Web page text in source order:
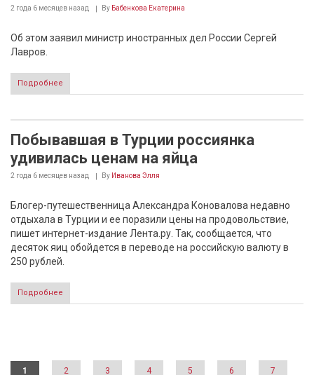
2 года 6 месяцев назад By Бабенкова Екатерина
Об этом заявил министр иностранных дел России Сергей
Лавров.
Подробнее
Побывавшая в Турции россиянка
удивилась ценам на яйца
2 года 6 месяцев назад By Иванова Элля
Блогер-путешественница Александра Коновалова недавно
отдыхала в Турции и ее поразили цены на продовольствие,
пишет интернет-издание Лента.ру. Так, сообщается, что
десяток яиц обойдется в переводе на российскую валюту в
250 рублей.
Подробнее
Страницы
1 2 3 4 5 6 7